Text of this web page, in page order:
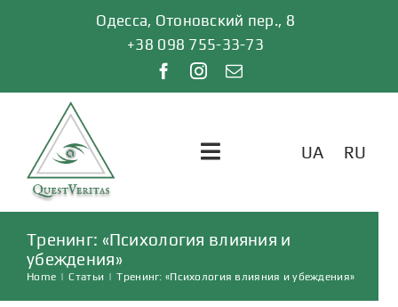
Одесса, Отоновский пер., 8
+38 098 755-33-73
Toggle
УСЛУГИ
UA RU
Тренинг: «Психология влияния и
убеждения»
Home | Статьи | Тренинг: «Психология влияния и убеждения»